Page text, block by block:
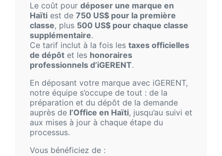
Le coût pour déposer une marque en
Haïti est de 750 US$ pour la première
classe, plus 500 US$ pour chaque classe
supplémentaire.
Ce tarif inclut à la fois les taxes officielles
de dépôt et les honoraires
professionnels d’iGERENT.
En déposant votre marque avec iGERENT,
notre équipe s’occupe de tout : de la
préparation et du dépôt de la demande
auprès de l’Office en Haïti, jusqu’au suivi et
aux mises à jour à chaque étape du
processus.
Vous bénéficiez de :